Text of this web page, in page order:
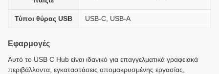
Τύποι θύρας USB USB-C, USB-A
Εφαρμογές
Αυτό το USB C Hub είναι ιδανικό για επαγγελματικά γραφειακά
περιβάλλοντα, εγκαταστάσεις απομακρυσμένης εργασίας,